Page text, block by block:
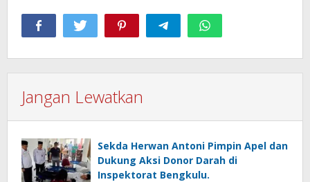
Jangan Lewatkan
Sekda Herwan Antoni Pimpin Apel dan
Dukung Aksi Donor Darah di
Inspektorat Bengkulu.